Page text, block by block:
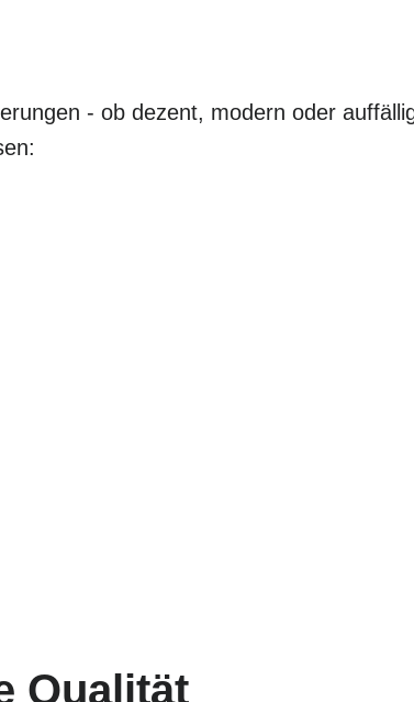
- ob dezent, modern oder
Qualität